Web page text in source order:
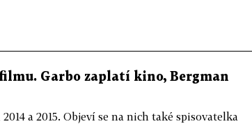
Garbo zaplatí kino, Bergman
a 2015. Objeví se na nich také spisovatelka